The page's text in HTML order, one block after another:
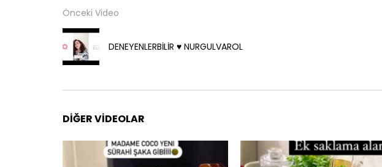
Önceki Video
DENEYENLERBİLİR ♥️ NURGULVAROL
DIĞER VIDEOLAR